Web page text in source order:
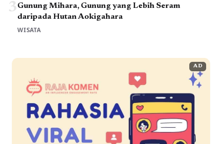
3Gunung Mihara, Gunung yang Lebih Seram
daripada Hutan Aokigahara
WISATA
AD